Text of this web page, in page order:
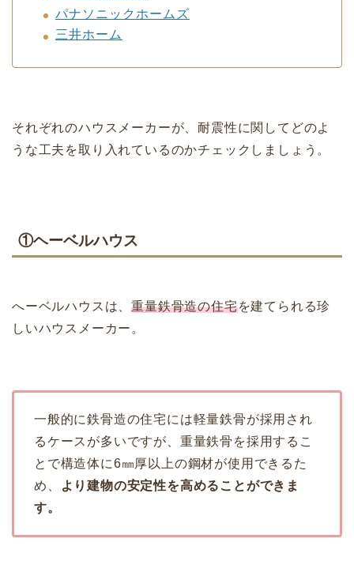
パナソニックホームズ
三井ホーム
それぞれのハウスメーカーが、耐震性に関してどのよ
うな工夫を取り入れているのかチェックしましょう。
①ヘーベルハウス
へーベルハウスは、重量鉄骨造の住宅を建てられる珍
しいハウスメーカー。
一般的に鉄骨造の住宅には軽量鉄骨が採用され
るケースが多いですが、重量鉄骨を採用するこ
とで構造体に6㎜厚以上の鋼材が使用できるた
め、
より建物の安定性を高めることができま
す。